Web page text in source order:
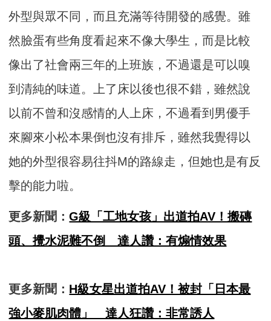
外型與眾不同，而且充滿等待開發的感覺。雖
然臉蛋有些角度看起來不像大學生，而是比較
像出了社會兩三年的上班族，不過還是可以嗅
到清純的味道。上了床以後也很不錯，雖然說
以前不曾和沒感情的人上床，不過看到男優手
來腳來小松本果倒也沒有排斥，雖然我覺得以
她的外型很容易往抖M的路線走，但她也是有反
擊的能力啦。
更多新聞：G級「工地女孩」出道拍AV！搬磚
頭、攪水泥難不倒 達人讚：有煽情效果
更多新聞： H級女星出道拍AV！被封「日本最
強小麥肌肉體」 達人狂讚：非常誘人